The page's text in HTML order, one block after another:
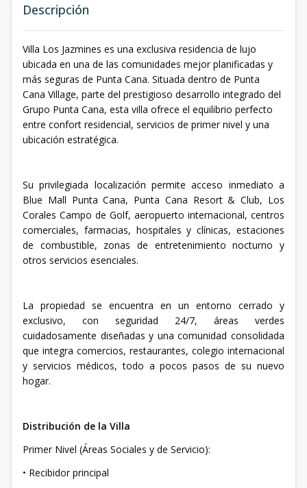
Descripción
Villa Los Jazmines es una exclusiva residencia de lujo
ubicada en una de las comunidades mejor planificadas y
más seguras de Punta Cana. Situada dentro de Punta
Cana Village, parte del prestigioso desarrollo integrado del
Grupo Punta Cana, esta villa ofrece el equilibrio perfecto
entre confort residencial, servicios de primer nivel y una
ubicación estratégica.
Su privilegiada localización permite acceso inmediato a
Blue Mall Punta Cana, Punta Cana Resort & Club, Los
Corales Campo de Golf, aeropuerto internacional, centros
comerciales, farmacias, hospitales y clínicas, estaciones
de combustible, zonas de entretenimiento nocturno y
otros servicios esenciales.
La propiedad se encuentra en un entorno cerrado y
exclusivo, con seguridad 24/7, áreas verdes
cuidadosamente diseñadas y una comunidad consolidada
que integra comercios, restaurantes, colegio internacional
y servicios médicos, todo a pocos pasos de su nuevo
hogar.
Distribución de la Villa
Primer Nivel (Áreas Sociales y de Servicio):
• Recibidor principal